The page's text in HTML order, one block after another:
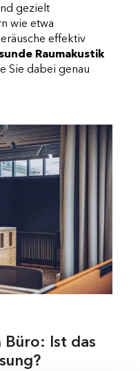
gezielt
wie etwa
effektiv
Raumakustik
Sie dabei genau
Büro: Ist das